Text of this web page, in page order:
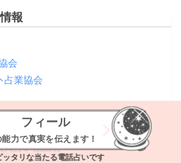
報
会
占業協会
サイエンス協会
ブルに注意 – 国民生活センター
人占い協議会
フィール
力で真実を伝えます！
当たる電話占いです